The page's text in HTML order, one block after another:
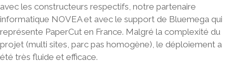
avec les constructeurs respectifs, notre partenaire
informatique NOVEA et avec le support de Bluemega qui
représente PaperCut en France. Malgré la complexité du
projet (multi sites, parc pas homogène), le déploiement a
été très fluide et efficace.